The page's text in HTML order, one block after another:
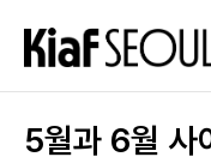
5월과 6월 사